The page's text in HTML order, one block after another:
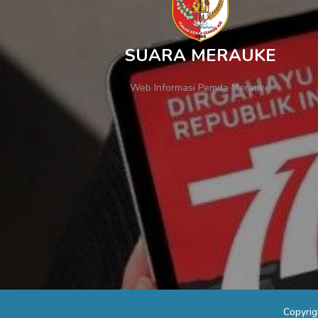
SUARA MERAUKE
Web Informasi Pemda Merauke